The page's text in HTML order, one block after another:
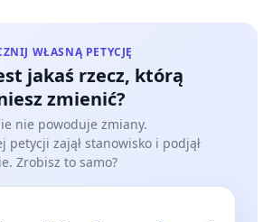
WŁASNĄ PETYCJĘ
jakaś rzecz, którą
zmienić?
nie powoduje zmiany.
petycji zajął stanowisko i podjął
Zrobisz to samo?